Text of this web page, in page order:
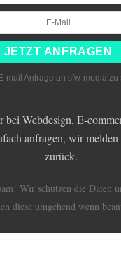
mail Anfrage an sfw-media
bei Webdesign, E-
anfragen, wir melden
zurück.
Wir schützen die Daten
diese umgehend wenn